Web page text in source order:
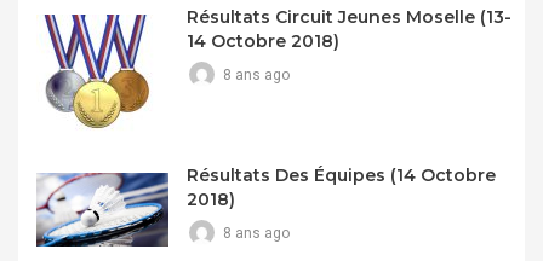
Résultats Circuit Jeunes Moselle (13-
14 Octobre 2018)
8 ans ago
Résultats Des Équipes (14 Octobre
2018)
8 ans ago